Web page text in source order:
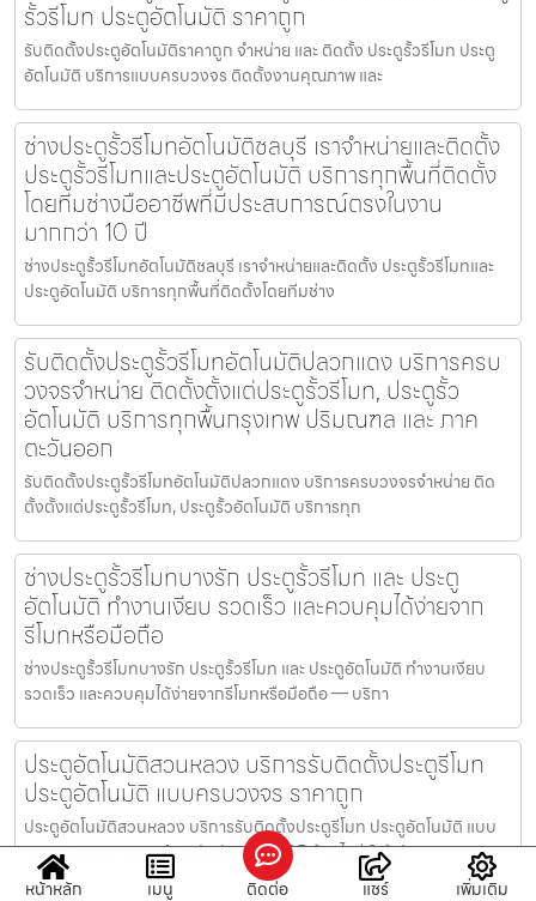
รั้วรีโมท ประตูอัตโนมัติ ราคาถูก
รับติดตั้งประตูอัตโนมัติราคาถูก จำหน่าย และ ติดตั้ง ประตูรั้วรีโมท ประตู
อัตโนมัติ บริการแบบครบวงจร ติดตั้งงานคุณภาพ และ
ช่างประตูรั้วรีโมทอัตโนมัติชลบุรี เราจำหน่ายและติดตั้ง
ประตูรั้วรีโมทและประตูอัตโนมัติ บริการทุกพื้นที่ติดตั้ง
โดยทีมช่างมืออาชีพที่มีประสบการณ์ตรงในงาน
มากกว่า 10 ปี
ช่างประตูรั้วรีโมทอัตโนมัติชลบุรี เราจำหน่ายและติดตั้ง ประตูรั้วรีโมทและ
ประตูอัตโนมัติ บริการทุกพื้นที่ติดตั้งโดยทีมช่าง
รับติดตั้งประตูรั้วรีโมทอัตโนมัติปลวกแดง บริการครบ
วงจรจำหน่าย ติดตั้งตั้งแต่ประตูรั้วรีโมท, ประตูรั้ว
อัตโนมัติ บริการทุกพื้นกรุงเทพ ปริมณฑล และ ภาค
ตะวันออก
รับติดตั้งประตูรั้วรีโมทอัตโนมัติปลวกแดง บริการครบวงจรจำหน่าย ติด
ตั้งตั้งแต่ประตูรั้วรีโมท, ประตูรั้วอัตโนมัติ บริการทุก
ช่างประตูรั้วรีโมทบางรัก ประตูรั้วรีโมท และ ประตู
อัตโนมัติ ทำงานเงียบ รวดเร็ว และควบคุมได้ง่ายจาก
รีโมทหรือมือถือ
ช่างประตูรั้วรีโมทบางรัก ประตูรั้วรีโมท และ ประตูอัตโนมัติ ทำงานเงียบ
รวดเร็ว และควบคุมได้ง่ายจากรีโมทหรือมือถือ — บริกา
ประตูอัตโนมัติสวนหลวง บริการรับติดตั้งประตูรีโมท
ประตูอัตโนมัติ แบบครบวงจร ราคาถูก
ประตูอัตโนมัติสวนหลวง บริการรับติดตั้งประตูรีโมท ประตูอัตโนมัติ แบบ
ครบวงจร ราคาถูก พร้อมประกันมอเตอร์ 5 ปี อะไหล่ 2 ปี ป
หน้าหลัก
เมนู ติดต่อ แชร์ เพิ่มเติม